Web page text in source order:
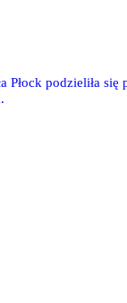
Płock podzieliła się